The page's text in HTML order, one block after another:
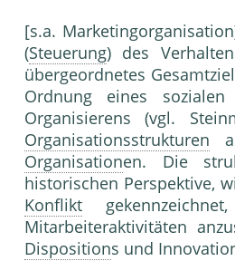
[s.a.
(Steuerung) des
übergeordnetes
Ordnung eines
Organisierens (vgl.
Organisationsstrukturen
Organisationen. Die
historischen Perspektive,
Konflikt
Mitarbeiteraktivitäten
Dispositions und